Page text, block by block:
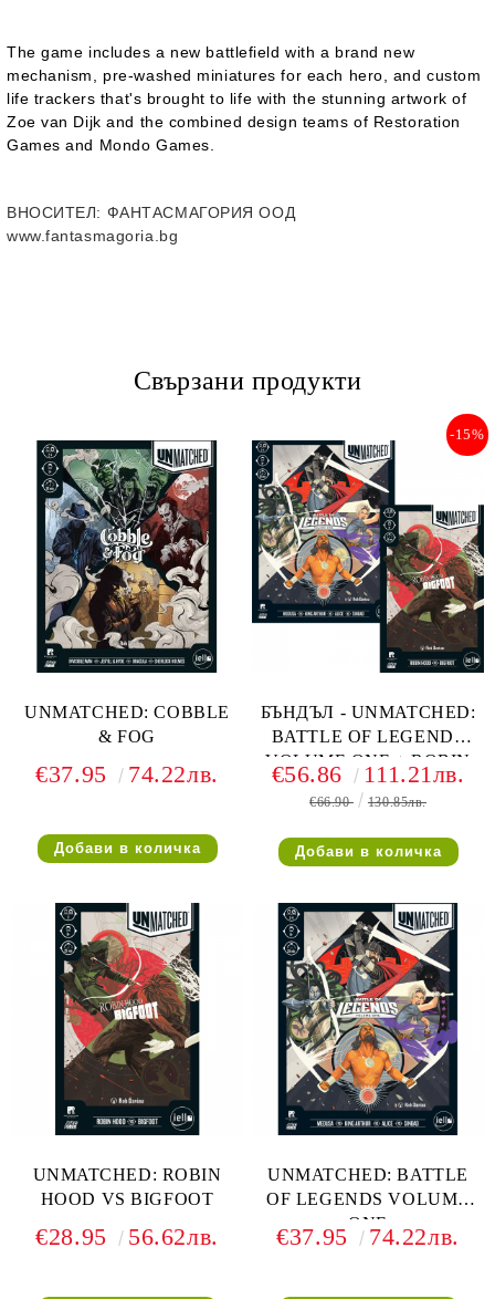
The game includes a new battlefield with a brand new
mechanism, pre-washed miniatures for each hero, and custom
life trackers that's brought to life with the stunning artwork of
Zoe van Dijk and the combined design teams of Restoration
Games and Mondo Games.
ВНОСИТЕЛ: ФАНТАСМАГОРИЯ ООД
www.fantasmagoria.bg
Свързани продукти
UNMATCHED: COBBLE
& FOG
€37.95 74.22лв.
БЪНДЪЛ - UNMATCHED:
BATTLE OF LEGENDS
VOLUME ONE + ROBIN
HOOD VS BIGFOOT
-15%
€56.86 111.21лв.
€66.90 130.85лв.
UNMATCHED: ROBIN
HOOD VS BIGFOOT
€28.95 56.62лв.
UNMATCHED: BATTLE
OF LEGENDS VOLUME
ONE
€37.95 74.22лв.